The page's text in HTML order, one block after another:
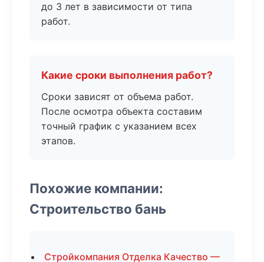
до 3 лет в зависимости от типа
работ.
Какие сроки выполнения работ?
Сроки зависят от объема работ.
После осмотра объекта составим
точный график с указанием всех
этапов.
Похожие компании:
Строительство бань
Стройкомпания Отделка Качество —